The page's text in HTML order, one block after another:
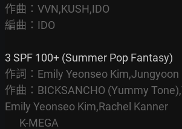
作曲：VVN,KUSH,IDO
編曲：IDO
作詞：Emily Yeonseo Kim,Jungyoon
作曲：BICKSANCHO (Yummy
Emily Yeonseo Kim,Rachel Kanner